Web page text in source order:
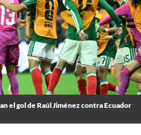
el gol de Raúl Jiménez contra Ecuador